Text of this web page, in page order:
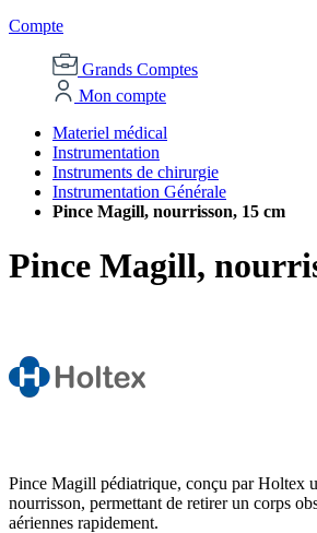
Compte
Grands Comptes
Mon compte
Materiel médical
Instrumentation
Instruments de chirurgie
Instrumentation Générale
Pince Magill, nourrisson, 15 cm
Pince Magill,
Pince Magill pédiatrique, conçu par Holtex
nourrisson, permettant de retirer un corps
aériennes rapidement.